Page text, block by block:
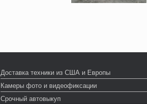
Доставка техники из США и Европы
Камеры фото и видеофиксации
Срочный автовыкуп